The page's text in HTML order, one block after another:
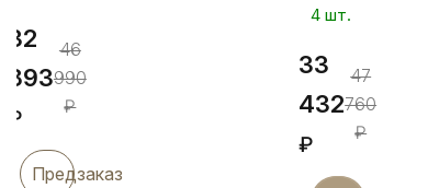
32
893
₽
46
990
₽
Предзаказ
4 шт.
33
432
₽
47
760
₽